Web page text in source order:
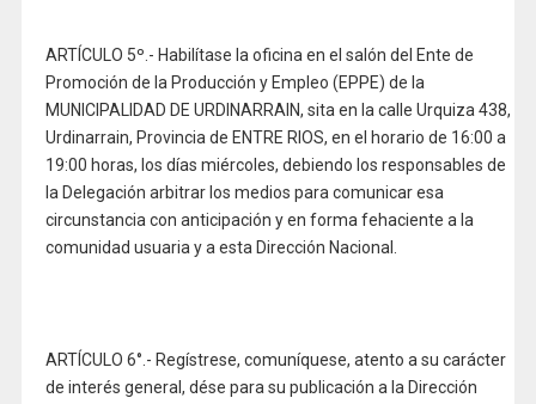
ARTÍCULO 5º.- Habilítase la oficina en el salón del Ente de
Promoción de la Producción y Empleo (EPPE) de la
MUNICIPALIDAD DE URDINARRAIN, sita en la calle Urquiza 438,
Urdinarrain, Provincia de ENTRE RIOS, en el horario de 16:00 a
19:00 horas, los días miércoles, debiendo los responsables de
la Delegación arbitrar los medios para comunicar esa
circunstancia con anticipación y en forma fehaciente a la
comunidad usuaria y a esta Dirección Nacional.
ARTÍCULO 6°.- Regístrese, comuníquese, atento a su carácter
de interés general, dése para su publicación a la Dirección